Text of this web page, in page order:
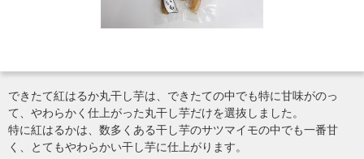
できたて紅はるか丸干し芋は、できたての中でも特に甘味がのっ
て、やわらかく仕上がった丸干し芋だけを選抜しました。
特に紅はるかは、数多くある干し芋のサツマイモの中でも一番甘
く、とてもやわらかい干し芋に仕上がります。